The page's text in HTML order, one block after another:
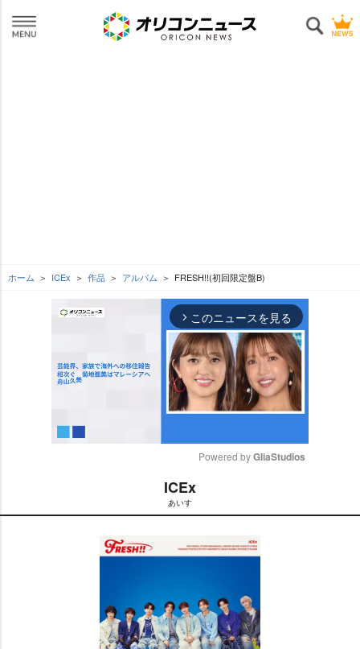
ホーム ICEx 作品 アルバム FRESH!!(初回限定盤B)
arrow_forward_ios このニュースを見る
t
Powered by GliaStudios
ICEx
あいす